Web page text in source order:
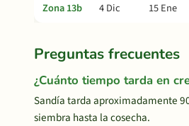
Zona 13b
4 Dic 15 Ene
Preguntas frecuentes
¿Cuánto tiempo tarda en
Sandía tarda aproximadamente
siembra hasta la cosecha.